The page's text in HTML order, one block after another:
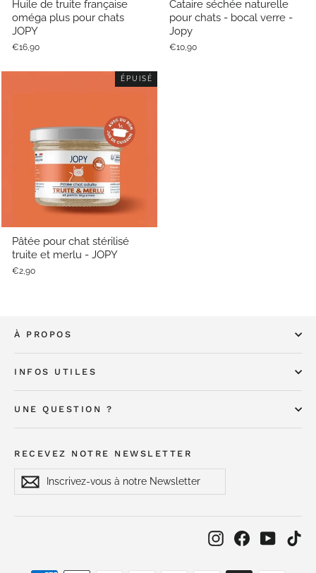
Huile de truite française
oméga plus pour chats
JOPY
€16,90
Cataire séchée naturelle
pour chats - bocal verre -
Jopy
€10,90
ÉPUISÉ
Pâtée pour chat stérilisé
truite et merlu - JOPY
€2,90
À PROPOS
INFOS UTILES
UNE QUESTION ?
RECEVEZ NOTRE NEWSLETTER
Inscrivez-
vous
à
Newsletter
S'inscrireS'inscrire
InstagramFacebook